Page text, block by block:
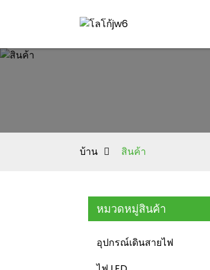
บ้าน สินค้า
หมวดหมู่สินค้า
อุปกรณ์เดินสายไฟ